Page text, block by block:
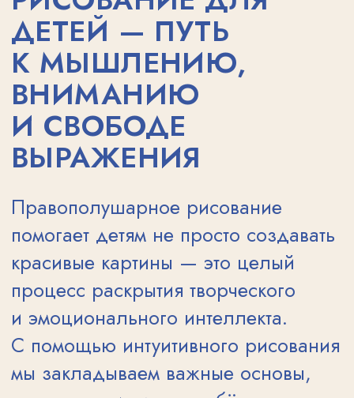
Внимание, память,
воображение — в процессе
рисования дети тренируют
способность сосредотачиваться
и запоминать, находить
Интерес к окружающему миру —
мы сравниваем формы, замечаем
детали природы, работаем
с образами и ассоциациями.
Плавная подготовка к школе
и развитию академических
навыков — ребёнок становится
спокойнее, увереннее, готов
воспринимать новый материал.
В работе мы используем яркие
художественные материалы
и авторские методики, которые
позволяют детям почувствовать
радость творчества и поверить
в свои силы. Каждый урок — это